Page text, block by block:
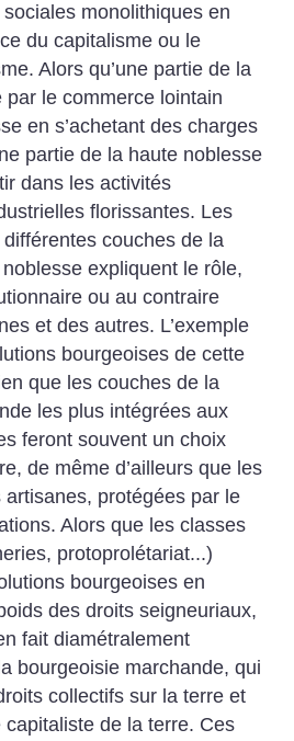
monolithiques en
du capitalisme ou le
Alors qu’une partie de la
par le commerce lointain
en s’achetant des charges
partie de la haute noblesse
dans les activités
florissantes. Les
couches de la
expliquent le rôle,
ou au contraire
et des autres. L’exemple
bourgeoises de cette
que les couches de la
les plus intégrées aux
feront souvent un choix
de même d’ailleurs que les
protégées par le
Alors que les classes
protoprolétariat...)
bourgeoises en
des droits seigneuriaux,
fait diamétralement
bourgeoisie marchande, qui
collectifs sur la terre et
de la terre. Ces